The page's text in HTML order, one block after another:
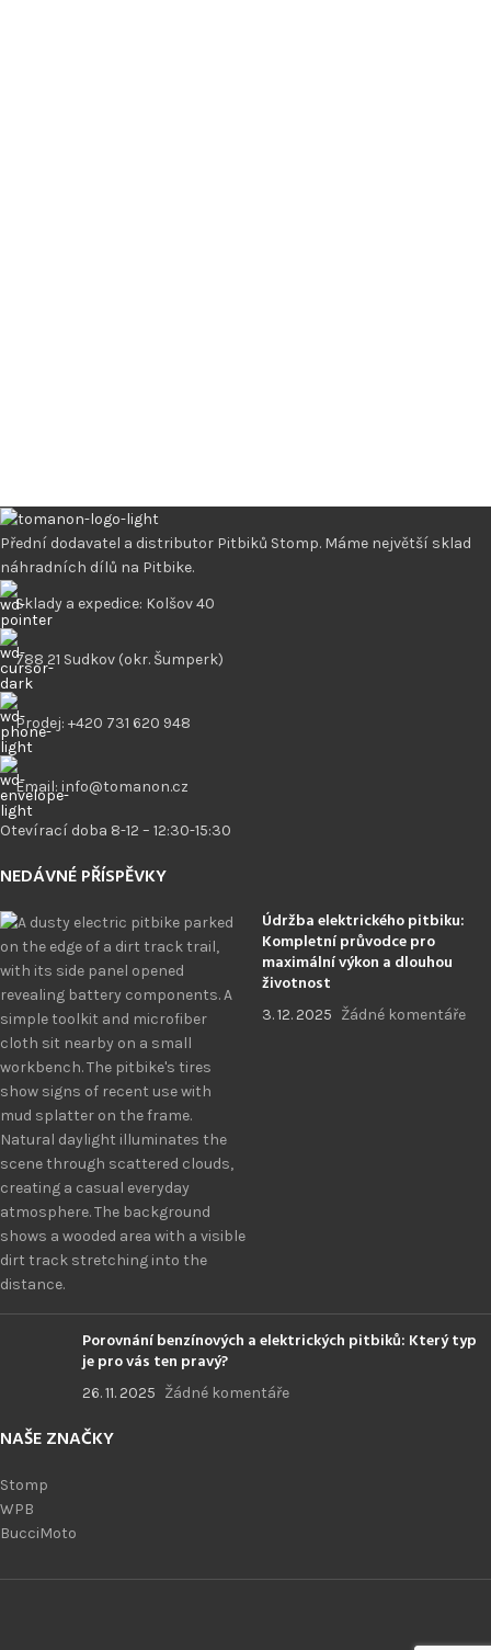
Přední dodavatel a distributor Pitbiků Stomp. Máme největší sklad
náhradních dílů na Pitbike.
Sklady a expedice: Kolšov 40
788 21 Sudkov (okr. Šumperk)
Prodej: +420 731 620 948
Email: info@tomanon.cz
Otevírací doba 8-12 – 12:30-15:30
NEDÁVNÉ PŘÍSPĚVKY
Údržba elektrického pitbiku:
Kompletní průvodce pro
maximální výkon a dlouhou
životnost
3. 12. 2025 Žádné komentáře
Porovnání benzínových a elektrických pitbiků: Který typ
je pro vás ten pravý?
26. 11. 2025 Žádné komentáře
NAŠE ZNAČKY
Stomp
WPB
BucciMoto